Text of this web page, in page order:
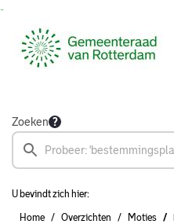
Zoeken
U bevindt zich hier:
Home Overzichten Moties